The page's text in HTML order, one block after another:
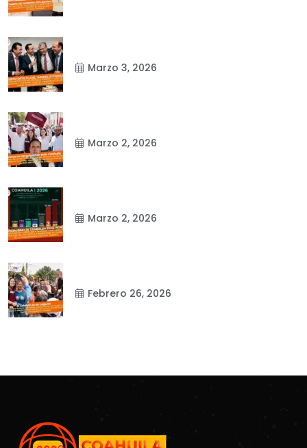
Marzo 3, 2026
Marzo 2, 2026
Marzo 2, 2026
Febrero 26, 2026